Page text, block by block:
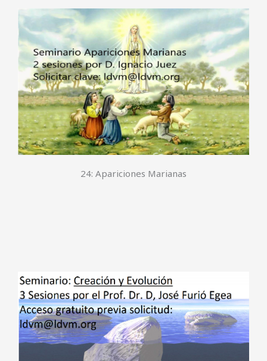
24: Apariciones Marianas